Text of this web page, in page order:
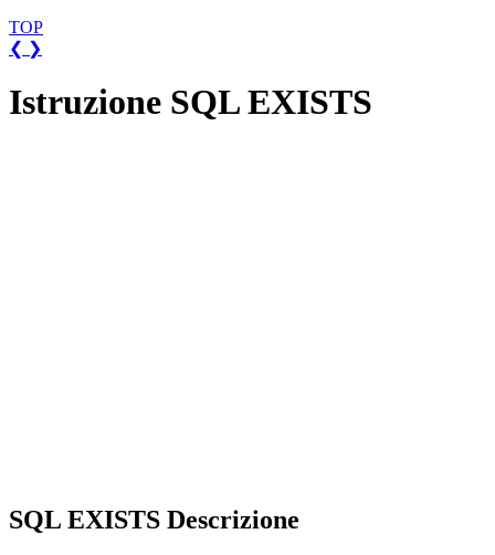
TOP
❮ ❯
Istruzione SQL EXISTS
SQL EXISTS Descrizione